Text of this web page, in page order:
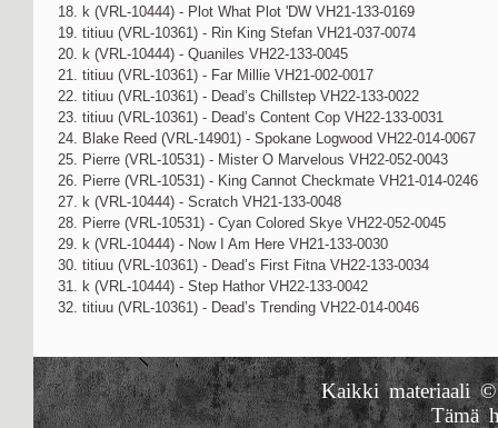
18. k (VRL-10444) - Plot What Plot 'DW VH21-133-0169
19. titiuu (VRL-10361) - Rin King Stefan VH21-037-0074
20. k (VRL-10444) - Quaniles VH22-133-0045
21. titiuu (VRL-10361) - Far Millie VH21-002-0017
22. titiuu (VRL-10361) - Dead’s Chillstep VH22-133-0022
23. titiuu (VRL-10361) - Dead’s Content Cop VH22-133-0031
24. Blake Reed (VRL-14901) - Spokane Logwood VH22-014-0067
25. Pierre (VRL-10531) - Mister O Marvelous VH22-052-0043
26. Pierre (VRL-10531) - King Cannot Checkmate VH21-014-0246
27. k (VRL-10444) - Scratch VH21-133-0048
28. Pierre (VRL-10531) - Cyan Colored Skye VH22-052-0045
29. k (VRL-10444) - Now I Am Here VH21-133-0030
30. titiuu (VRL-10361) - Dead’s First Fitna VH22-133-0034
31. k (VRL-10444) - Step Hathor VH22-133-0042
32. titiuu (VRL-10361) - Dead’s Trending VH22-014-0046
Kaikki materiaali
Tämä